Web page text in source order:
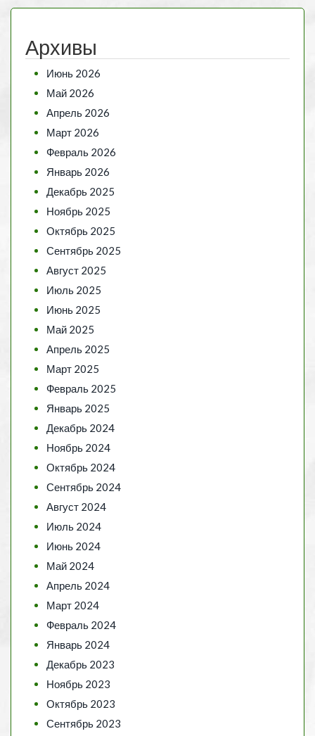
Архивы
Июнь 2026
Май 2026
Апрель 2026
Март 2026
Февраль 2026
Январь 2026
Декабрь 2025
Ноябрь 2025
Октябрь 2025
Сентябрь 2025
Август 2025
Июль 2025
Июнь 2025
Май 2025
Апрель 2025
Март 2025
Февраль 2025
Январь 2025
Декабрь 2024
Ноябрь 2024
Октябрь 2024
Сентябрь 2024
Август 2024
Июль 2024
Июнь 2024
Май 2024
Апрель 2024
Март 2024
Февраль 2024
Январь 2024
Декабрь 2023
Ноябрь 2023
Октябрь 2023
Сентябрь 2023